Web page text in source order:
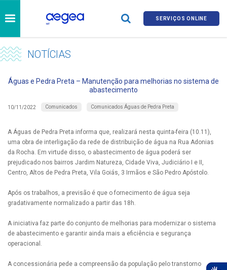
SERVIÇOS ONLINE
NOTÍCIAS
Águas e Pedra Preta – Manutenção para melhorias no sistema de
abastecimento
10/11/2022 Comunicados Comunicados Águas de Pedra Preta
A Águas de Pedra Preta informa que, realizará nesta quinta-feira (10.11),
uma obra de interligação da rede de distribuição de água na Rua Adonias
da Rocha. Em virtude disso, o abastecimento de água poderá ser
prejudicado nos bairros Jardim Natureza, Cidade Viva, Judiciário I e II,
Centro, Altos de Pedra Preta, Vila Goiás, 3 Irmãos e São Pedro Apóstolo.
Após os trabalhos, a previsão é que o fornecimento de água seja
gradativamente normalizado a partir das 18h.
A iniciativa faz parte do conjunto de melhorias para modernizar o sistema
de abastecimento e garantir ainda mais a eficiência e segurança
operacional.
A concessionária pede a compreensão da população pelo transtorno